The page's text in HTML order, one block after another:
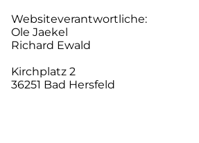
Websiteverantwortliche:
Ole Jaekel
Richard Ewald
Kirchplatz 2
36251 Bad Hersfeld